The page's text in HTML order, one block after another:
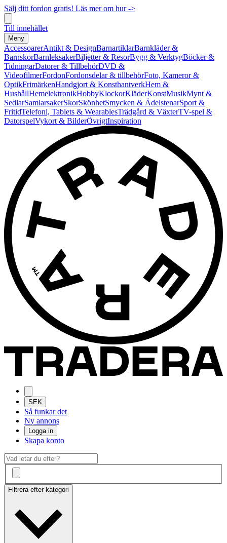
Sälj ditt fordon gratis! Läs mer om hur ->
Till innehållet
Meny
AccessoarerAntikt & DesignBarnartiklarBarnkläder &
BarnskorBarnleksakerBiljetter & ResorBygg & VerktygBöcker &
TidningarDatorer & TillbehörDVD &
VideofilmerFordonFordonsdelar & tillbehörFoto, Kameror &
OptikFrimärkenHandgjort & KonsthantverkHem &
HushållHemelektronikHobbyKlockorKläderKonstMusikMynt &
SedlarSamlarsakerSkorSkönhetSmycken & ÄdelstenarSport &
FritidTelefoni, Tablets & WearablesTrädgård & VäxterTV-spel &
DatorspelVykort & BilderÖvrigtInspiration
SEK
Så funkar det
Ny annons
Logga in
Skapa konto
Filtrera efter kategori